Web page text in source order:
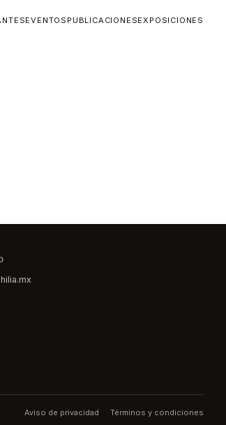
EVENTOS PUBLICACIONESEXPOSICIONES
Aviso de privacidad Términos y condiciones